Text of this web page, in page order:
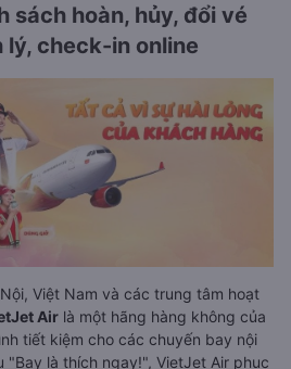
sách hoàn, hủy, đổi vé
lý, check-in online
Việt Nam và các trung tâm hoạt
Air là một hãng hàng không của
tiết kiệm cho các chuyến bay nội
"Bay là thích ngay!", VietJet Air phục